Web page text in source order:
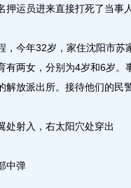
押运员进来直接打死了当事人
今年32岁，家住沈阳市苏
有两女，分别为4岁和6岁。
解放派出所。接待他们的民
射入，右太阳穴处穿出
中弹